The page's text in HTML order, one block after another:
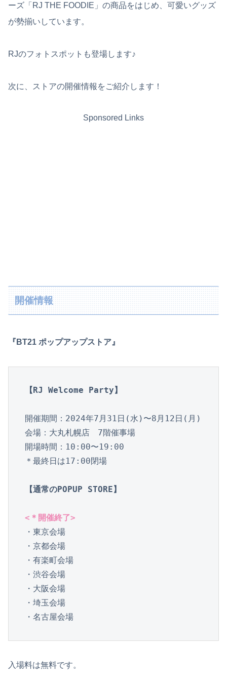
ーズ「RJ THE FOODIE」の商品をはじめ、可愛いグッズ
が勢揃いしています。
RJのフォトスポットも登場します♪
次に、ストアの開催情報をご紹介します！
Sponsored Links
開催情報
『BT21 ポップアップストア』
【RJ Welcome Party】
開催期間：2024年7月31日(水)〜8月12日(月)
会場：大丸札幌店　7階催事場
開場時間：10:00〜19:00
＊最終日は17:00閉場
【通常のPOPUP STORE】
<＊開催終了>
・東京会場
・京都会場
・有楽町会場
・渋谷会場
・大阪会場
・埼玉会場
・名古屋会場
入場料は無料です。